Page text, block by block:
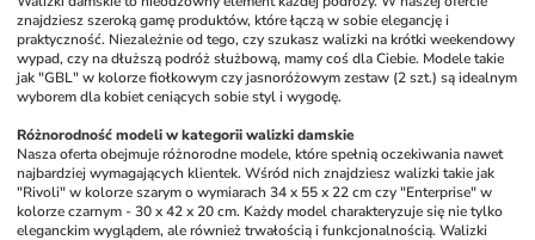
znajdziesz szeroką gamę produktów, które łączą w sobie elegancję i
praktyczność. Niezależnie od tego, czy szukasz walizki na krótki weekendowy
wypad, czy na dłuższą podróż służbową, mamy coś dla Ciebie. Modele takie
jak "GBL" w kolorze fiołkowym czy jasnoróżowym zestaw (2 szt.) są idealnym
wyborem dla kobiet ceniących sobie styl i wygodę.
Różnorodność modeli w kategorii walizki damskie
Nasza oferta obejmuje różnorodne modele, które spełnią oczekiwania nawet
najbardziej wymagających klientek. Wśród nich znajdziesz walizki takie jak
"Rivoli" w kolorze szarym o wymiarach 34 x 55 x 22 cm czy "Enterprise" w
kolorze czarnym - 30 x 42 x 20 cm. Każdy model charakteryzuje się nie tylko
eleganckim wyglądem, ale również trwałością i funkcjonalnością. Walizki